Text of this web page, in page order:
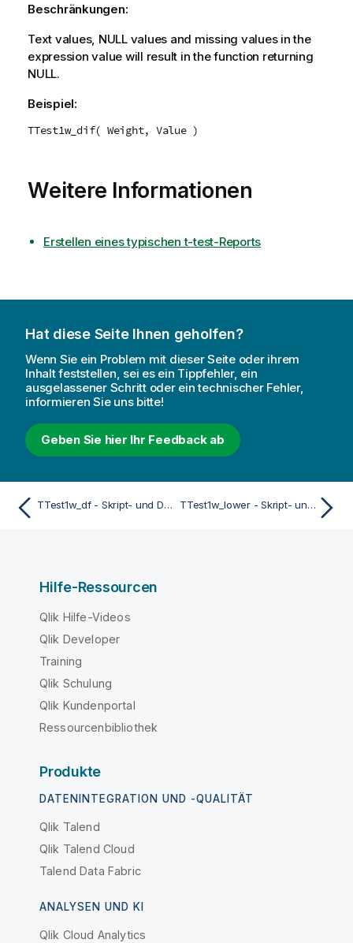
Beschränkungen:
Text values, NULLvalues and missing values in the
expression value will result in the function returning
NULL.
Beispiel:
TTest1w_dif( Weight, Value )
Weitere Informationen
Erstellen eines typischen t-test-Reports
Hat diese Seite Ihnen geholfen?
Wenn Sie ein Problem mit dieser Seite oder ihrem
Inhalt feststellen, sei es ein Tippfehler, ein
ausgelassener Schritt oder ein technischer Fehler,
informieren Sie uns bitte!
Geben Sie hier Ihr Feedback ab
TTest1w_df - Skript- und Diagrammfunktion TTest1w_lower - Skript- und Diagrammfunktion
Hilfe-Ressourcen
Qlik Hilfe-Videos
Qlik Developer
Training
Qlik Schulung
Qlik Kundenportal
Ressourcenbibliothek
Produkte
DATENINTEGRATION UND -QUALITÄT
Qlik Talend
Qlik Talend Cloud
Talend Data Fabric
ANALYSEN UND KI
Qlik Cloud Analytics